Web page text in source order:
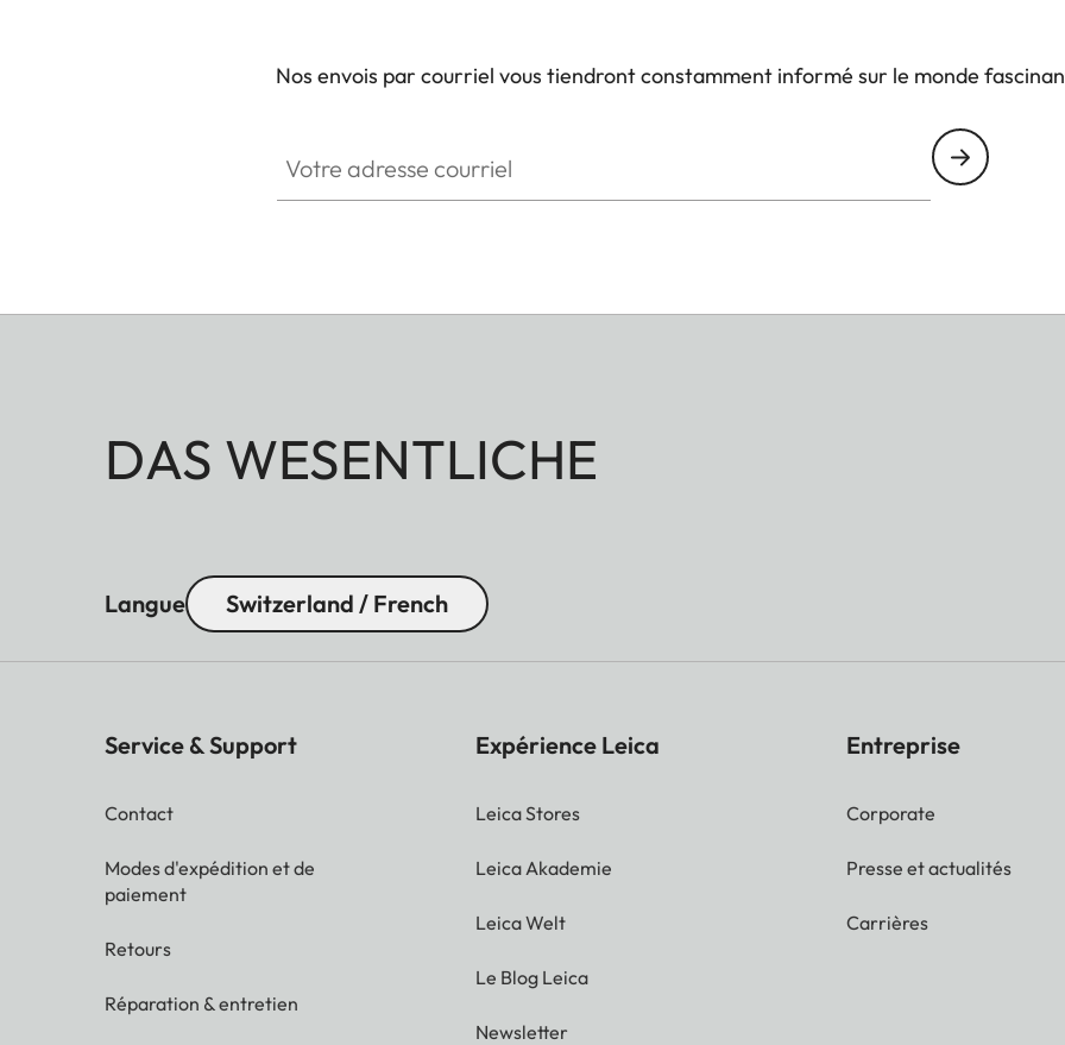
Nos envois par courriel vous tiendront constamment informé sur le monde
DAS WESENTLICHE
Langue Switzerland / French
Service & Support
Contact
Modes d'expédition et de
paiement
Retours
Réparation & entretien
Expérience Leica
Leica Stores
Leica Akademie
Leica Welt
Le Blog Leica
Newsletter
Entreprise
Corporate
Presse et actualités
Carrières